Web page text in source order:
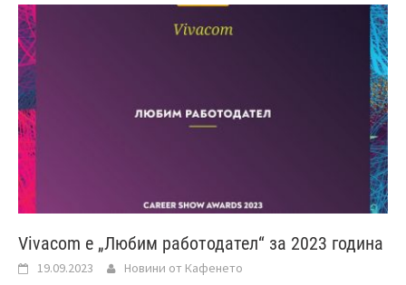
Vivacom e „Любим работодател“ за 2023 година
19.09.2023 Новини от Кафенето